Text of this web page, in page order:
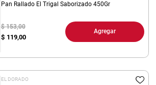
Pan Rallado El Trigal Saborizado 450Gr
$ 119,00
$ 153,00
Agregar
EL DORADO